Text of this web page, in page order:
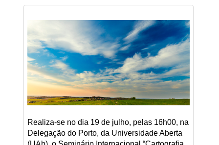
Realiza-se no dia 19 de julho, pelas 16h00, na
Delegação do Porto, da Universidade Aberta